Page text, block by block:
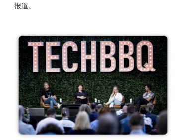
报道。